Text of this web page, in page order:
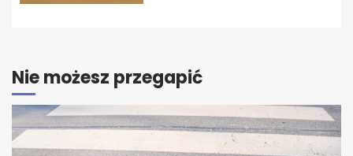
Nie możesz przegapić